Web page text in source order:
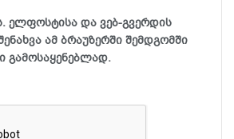
ელფოსტისა და ვებ-გვერდის
ამ ბრაუზერში შემდგომში
გამოსაყენებლად.